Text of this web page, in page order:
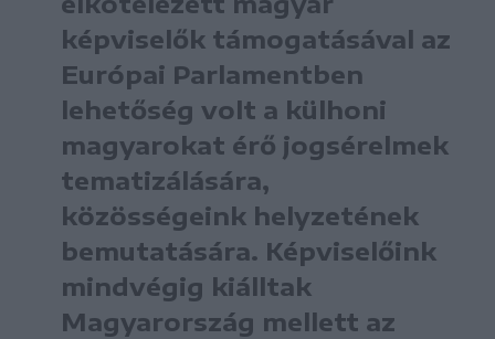
képviselők támogatásával az
Európai Parlamentben
lehetőség volt a külhoni
magyarokat érő jogsérelmek
tematizálására,
közösségeink helyzetének
bemutatására. Képviselőink
mindvégig kiálltak
Magyarország mellett az